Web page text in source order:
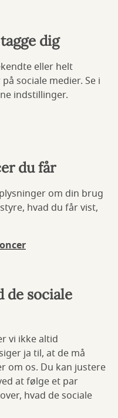
dig
eller helt
sociale medier. Se i
indstillinger.
du får
om din brug
hvad du får vist,
de sociale
vi ikke altid
ja til, at de må
om os. Du kan justere
at følge et par
hvad de sociale